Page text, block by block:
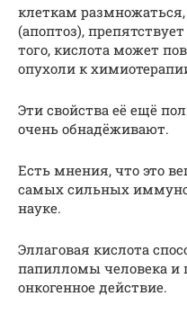
клеткам
(апоптоз),
того, кислота может
опухоли к
Эти свойства её ещё
очень обнадёживают.
Есть мнения, что это
самых сильных
науке.
Эллаговая кислота
папилломы человека и
онкогенное действие.